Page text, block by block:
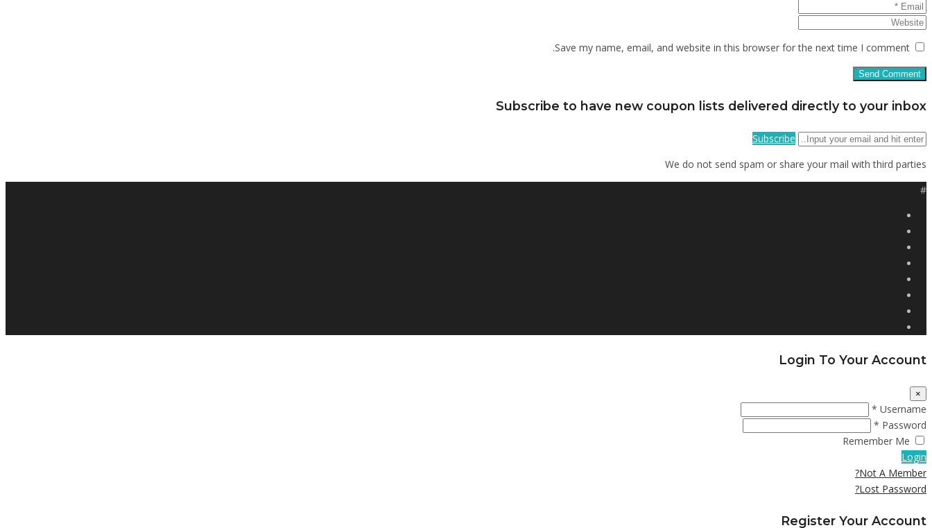
Save my name, email, and website in this browser for the next time I comment.
Subscribe to have new coupon lists delivered directly to your inbox
Subscribe
We do not send spam or share your mail with third parties
#
Login To Your Account
×
Username *
Password *
Remember Me
Login
Not A Member?
Lost Password?
Register Your Account